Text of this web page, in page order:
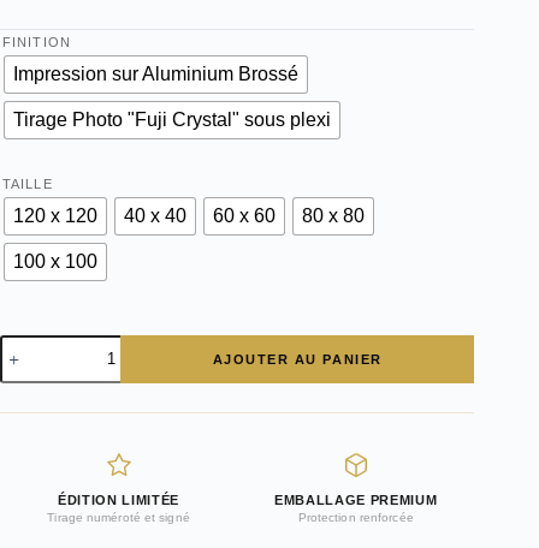
FINITION
Impression sur Aluminium Brossé
Tirage Photo "Fuji Crystal" sous plexi
TAILLE
120 x 120 40 x 40 60 x 60 80 x 80
100 x 100
quantité
de
Tableau
AJOUTER AU PANIER
ÉDITION LIMITÉE
Tirage numéroté et signé
EMBALLAGE PREMIUM
Protection renforcée